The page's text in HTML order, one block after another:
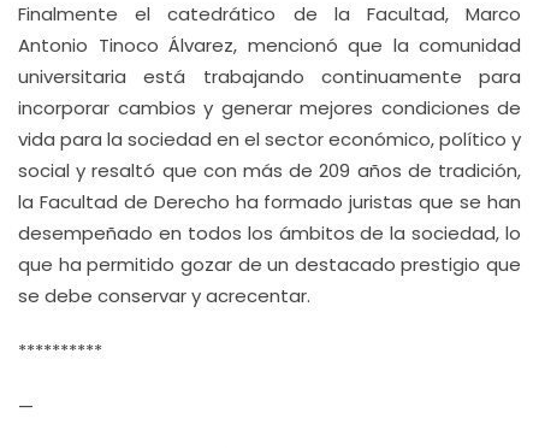
Finalmente el catedrático de la Facultad, Marco
Antonio Tinoco Álvarez, mencionó que la comunidad
universitaria está trabajando continuamente para
incorporar cambios y generar mejores condiciones de
vida para la sociedad en el sector económico, político y
social y resaltó que con más de 209 años de tradición,
la Facultad de Derecho ha formado juristas que se han
desempeñado en todos los ámbitos de la sociedad, lo
que ha permitido gozar de un destacado prestigio que
se debe conservar y acrecentar.
**********
—